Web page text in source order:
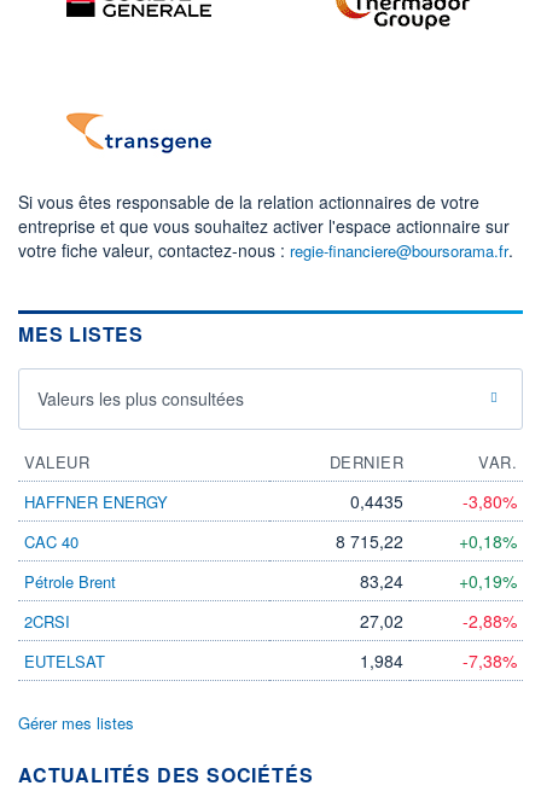
Si vous êtes responsable de la relation actionnaires de votre
entreprise et que vous souhaitez activer l'espace actionnaire sur
votre fiche valeur, contactez-nous : regie-financiere@boursorama.fr.
MES LISTES
Valeurs les plus consultées
VALEUR DERNIER
VAR.
HAFFNER ENERGY
0,4435 -3,80%
CAC 40 8 715,22 +0,18%
Pétrole Brent 83,24 +0,19%
2CRSI 27,02 -2,88%
EUTELSAT 1,984 -7,38%
Gérer mes listes
ACTUALITÉS DES SOCIÉTÉS